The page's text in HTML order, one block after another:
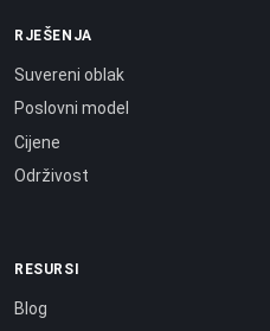
RJEŠENJA
Suvereni oblak
Poslovni model
Cijene
Održivost
RESURSI
Blog